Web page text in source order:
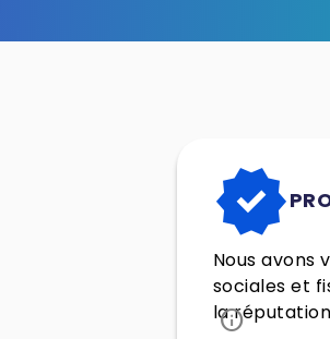
verified
Nous avons
sociales et
la
info